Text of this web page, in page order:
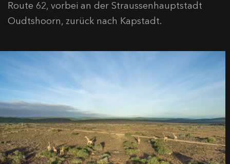
Route 62, vorbei an der Straussenhauptstadt
Oudtshoorn, zurück nach Kapstadt.